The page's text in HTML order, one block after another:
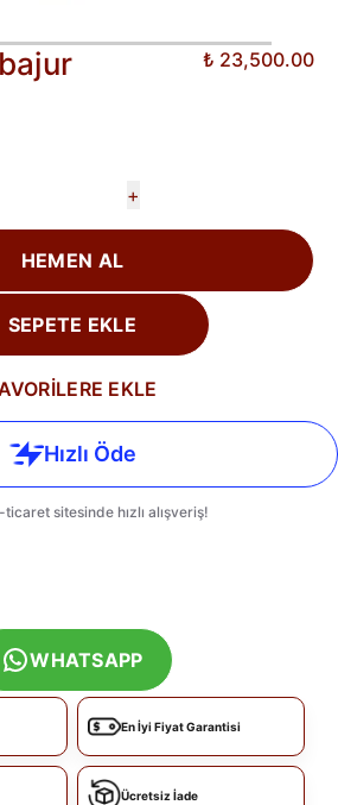
₺ 23,500.00
+
HEMEN AL
SEPETE EKLE
EKLE
WHATSAPP
En İyi Fiyat Garantisi
Ücretsiz İade